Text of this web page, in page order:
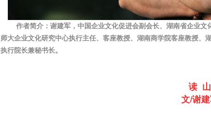
作者简介：谢建军，中国企业文化促进会副会长、湖南省企业
师大企业文化研究中心执行主任、客座教授、湖南商学院客座教授
执行院长兼秘书长。
读 山
文/谢